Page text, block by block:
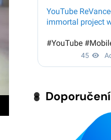
Doporučení